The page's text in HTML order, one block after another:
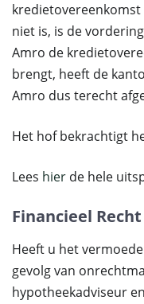
kredietovereenkomst
niet is, is de
Amro de
brengt, heeft de
Amro dus terecht
Het hof bekrachtigt
Lees hier de hele
Financieel
Heeft u het
gevolg van
hypotheekadviseur